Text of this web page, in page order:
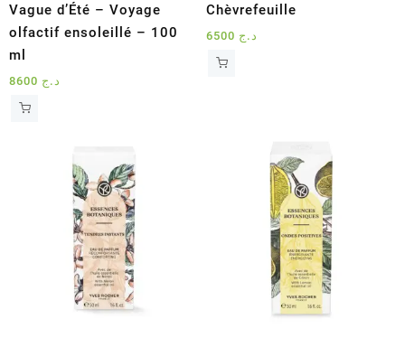
Vague d’Été – Voyage
olfactif ensoleillé – 100
ml
د.ج
Chèvrefeuille
د.ج